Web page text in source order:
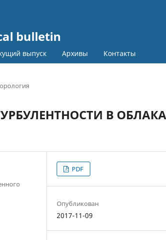
bulletin
выпуск Архивы Контакты
В
PDF
Опубликован
2017-11-09